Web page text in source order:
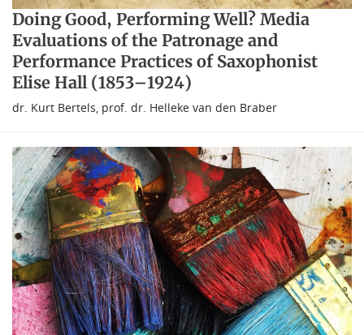
Doing Good, Performing Well? Media
Evaluations of the Patronage and
Performance Practices of Saxophonist
Elise Hall (1853–1924)
dr. Kurt Bertels, prof. dr. Helleke van den Braber